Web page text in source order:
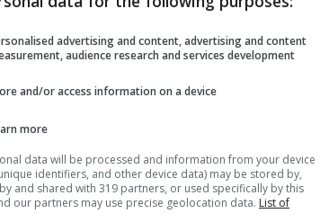
2.050€
e casino
a 2.000€ in Bonus
deposito fino a 50€
2050€
advertising and content, advertising and content
audience research and services development
and/or access information on a device
more
data will be processed and information from your device
identifiers, and other device data) may be stored by,
and shared with 319 partners, or used specifically by this
our partners may use precise geolocation data. List of